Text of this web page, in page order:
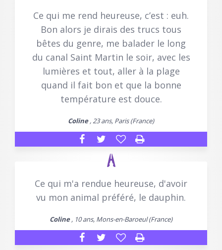
Ce qui me rend heureuse, c’est : euh.
Bon alors je dirais des trucs tous
bêtes du genre, me balader le long
du canal Saint Martin le soir, avec les
lumières et tout, aller à la plage
quand il fait bon et que la bonne
température est douce.
Coline, 23 ans, Paris (France)
Ce qui m'a rendue heureuse, d'avoir
vu mon animal préféré, le dauphin.
Coline, 10 ans, Mons-en-Baroeul (France)